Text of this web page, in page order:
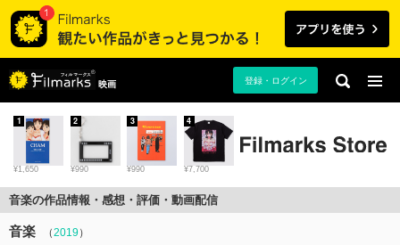
映画 登録・ログイン
¥1,650
1
¥990
2
¥990
3
¥7,700
4
音楽の作品情報・感想・評価・動画配信
音楽 （2019）